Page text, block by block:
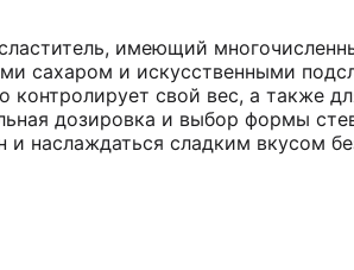
имеющий
сахаром и искусственными
свой вес, а также
дозировка и выбор формы
наслаждаться сладким вкусом